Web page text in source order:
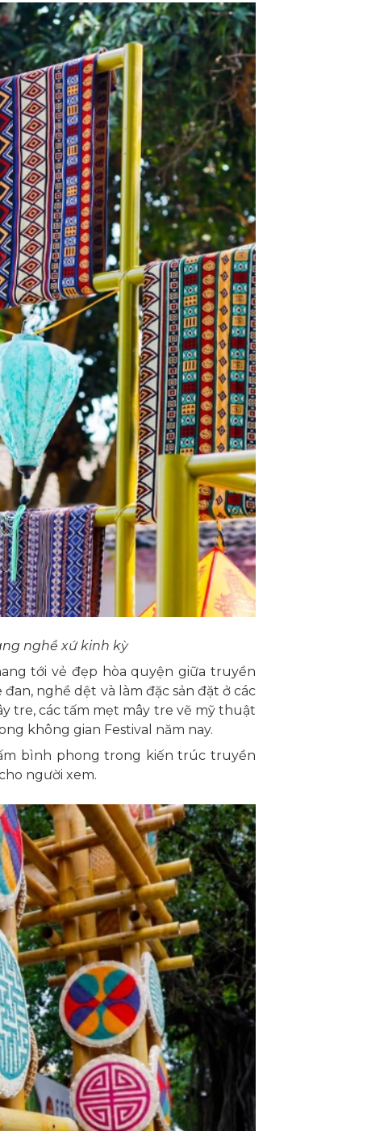
nghề xứ kinh kỳ
tới vẻ đẹp hòa quyện giữa truyền
nghề dệt và làm đặc sản đặt ở các
tre, các tấm mẹt mây tre vẽ mỹ thuật
không gian Festival năm nay.
bình phong trong kiến trúc truyền
người xem.